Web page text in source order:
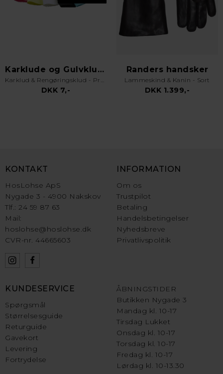
Karklude og Gulvklude
Karklud & Rengøringsklud - Pro Kvalitet - Valgfri Farve
DKK 7,-
Randers handsker
Lammeskind & Kanin - Sort
DKK 1.399,-
KONTAKT
HosLohse ApS
Nygade 3 - 4900 Nakskov
Tlf.: 24 59 87 63
Mail:
hoslohse@hoslohse.dk
CVR-nr. 44665603
INFORMATION
Om os
Trustpilot
Betaling
Handelsbetingelser
Nyhedsbreve
Privatlivspolitik
KUNDESERVICE
Spørgsmål
Størrelsesguide
Returguide
Gavekort
Levering
Fortrydelse
ÅBNINGSTIDER
Butikken Nygade 3
Mandag kl. 10-17
Tirsdag Lukket
Onsdag kl. 10-17
Torsdag kl. 10-17
Fredag kl. 10-17
Lørdag kl. 10-13.30